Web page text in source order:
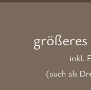
inkl.
(auch als